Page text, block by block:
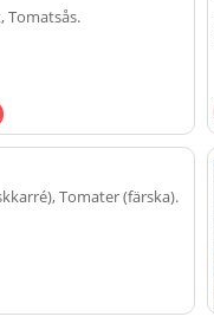
Tomatsås.
Tomater (färska).